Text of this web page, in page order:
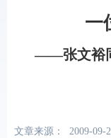
一
——张文裕
文章来源： 2009-09-